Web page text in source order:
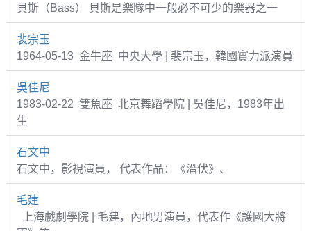
貝斯（Bass） 貝斯是樂隊中一般必不可少的樂器之一
裴宗玉
1964-05-13 金牛座 中央大學 | 裴宗玉，韓國實力派演員
吳佳尼
1983-02-22 雙魚座 北京舞蹈學院 | 吳佳尼，1983年出
生
石文中
石文中，影視演員， 代表作品：《潛伏》、
毛建
上海戲劇學院 | 毛建，內地男演員，代表作《護國大將